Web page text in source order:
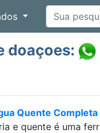
doaçoes:
Quente Completa
e quente é uma